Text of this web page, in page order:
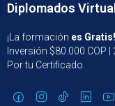
Diplomados
¡La formación es Gratis!
Inversión $80.000 COP |
Por tu Certificado.